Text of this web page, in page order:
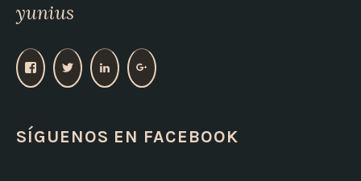
yunius
V
p
e
V
e
V
e
V
SÍGUENOS EN FACEBOOK